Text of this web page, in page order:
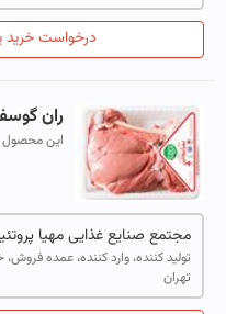
درخواست خرید
ران گوسفند
این محصول
مجتمع صنایع غذایی مهیا
تولید کننده، وارد کننده، عمده
تهران